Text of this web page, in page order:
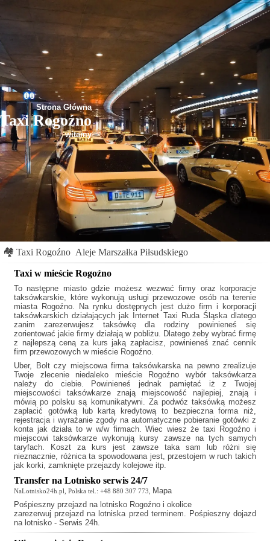
Strona Główna
Taxi Rogoźno
witamy
🏘 Taxi Rogoźno Aleje Marszałka Piłsudskiego
Taxi w mieście Rogoźno
To następne miasto gdzie możesz wezwać firmy oraz korporacje
taksówkarskie, które wykonują usługi przewozowe osób na terenie
miasta Rogoźno. Na rynku dostępnych jest dużo firm i korporacji
taksówkarskich działających jak
Internet Taxi Ruda Śląska dlatego
zanim zarezerwujesz taksówkę dla rodziny powinieneś się
zorientować jakie firmy działają w pobliżu. Dlatego żeby wybrać firmę
z najlepszą ceną za kurs jaką zapłacisz, powinieneś znać cennik
firm przewozowych w mieście Rogoźno.
Uber, Bolt czy miejscowa firma taksówkarska na pewno zrealizuje
Twoje zlecenie niedaleko mieście Rogoźno wybór taksówkarza
należy do ciebie. Powinieneś jednak pamiętać iż z Twojej
miejscowości taksówkarze znają miejscowość najlepiej, znają i
mówią po polsku są komunikatywni. Za podwóz taksówką możesz
zapłacić gotówką lub kartą kredytową to bezpieczna forma niż,
rejestracja i wyrażanie zgody na automatyczne pobieranie gotówki z
konta jak działa to w w/w firmach. Wiec wiesz że taxi Rogoźno i
miejscowi taksówkarze wykonują kursy zawsze na tych samych
taryfach. Koszt za kurs jest zawsze taka sam lub różni się
nieznacznie, różnica ta spowodowana jest, przestojem w ruch takich
jak korki, zamknięte przejazdy kolejowe itp.
Transfer na Lotnisko serwis 24/7
NaLotnisko24h.pl, Polska tel.: +48 880 307 773, Mapa
Pośpieszny przejazd na lotnisko Rogoźno i okolice
zarezerwuj przejazd na lotniska przed terminem. Pośpieszny dojazd
na lotnisko - Serwis 24h.